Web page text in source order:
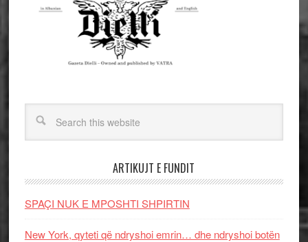
ARTIKUJT E FUNDIT
SPAÇI NUK E MPOSHTI SHPIRTIN
New York, qyteti që ndryshoi emrin… dhe ndryshoi botën